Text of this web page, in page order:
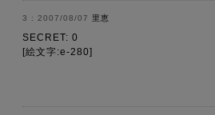
2007/08/07 里恵
SECRET: 0
[絵文字:e-280]